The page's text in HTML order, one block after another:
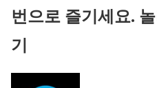
번으로 즐기세요.
기